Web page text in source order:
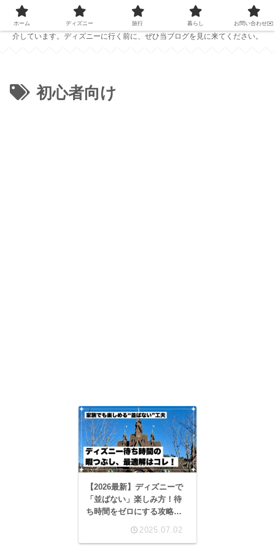
PC1台で仕事をしている夫婦が、ディズニーの準備に役立つ情報を発信中！
ホテルレビューやおすすめのパークフード、ディズニーで役立つアイテムを紹
介しています。ディズニーに行く前に、ぜひ当ブログを見に来てください。
初心者向け
【2026最新】ディズニーで
「並ばない」楽しみ方！待
ち時間をゼロにする攻略ガ
2025.07.02
ホーム ディズニー 旅行 暮らし お問い合わせ✉️